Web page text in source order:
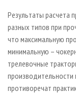
Результаты расчета
разных типов при
что максимальную
минимальную –
трелевочные
противоречат